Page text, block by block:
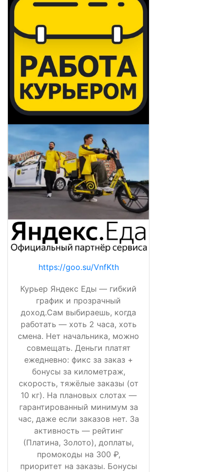
https://goo.su/VnfKth
Курьер Яндекс Еды — гибкий
график и прозрачный
доход.Сам выбираешь, когда
работать — хоть 2 часа, хоть
смена. Нет начальника, можно
совмещать. Деньги платят
ежедневно: фикс за заказ +
бонусы за километраж,
скорость, тяжёлые заказы (от
10 кг). На плановых слотах —
гарантированный минимум за
час, даже если заказов нет. За
активность — рейтинг
(Платина, Золото), доплаты,
промокоды на 300 ₽,
приоритет на заказы. Бонусы